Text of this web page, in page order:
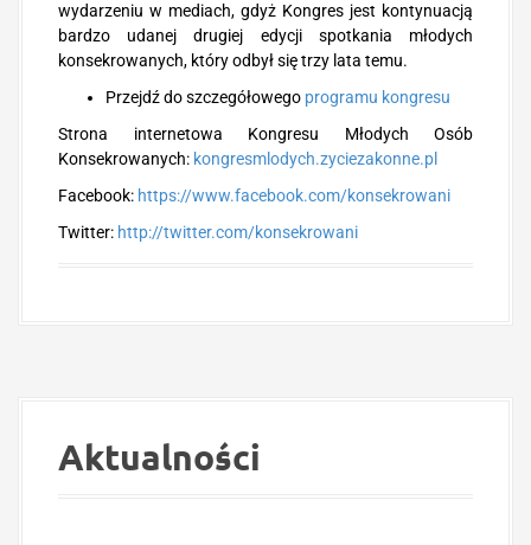
wydarzeniu w mediach, gdyż Kongres jest kontynuacją
bardzo udanej drugiej edycji spotkania młodych
konsekrowanych, który odbył się trzy lata temu.
Przejdź do szczegółowego programu kongresu
Strona internetowa Kongresu Młodych Osób
Konsekrowanych: kongresmlodych.zyciezakonne.pl
Facebook: https://www.facebook.com/konsekrowani
Twitter: http://twitter.com/konsekrowani
Aktualności